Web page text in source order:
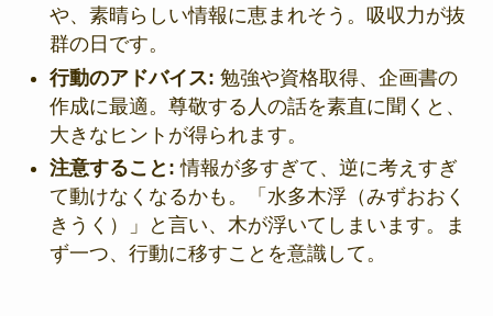
や、素晴らしい情報に恵まれそう。吸収力が抜
群の日です。
行動のアドバイス: 勉強や資格取得、企画書の
作成に最適。尊敬する人の話を素直に聞くと、
大きなヒントが得られます。
注意すること: 情報が多すぎて、逆に考えすぎ
て動けなくなるかも。「水多木浮（みずおおく
きうく）」と言い、木が浮いてしまいます。ま
ず一つ、行動に移すことを意識して。